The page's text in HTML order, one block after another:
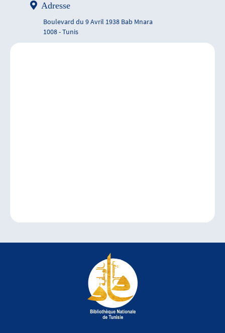
Adresse
Boulevard du 9 Avril 1938 Bab Mnara
1008 - Tunis